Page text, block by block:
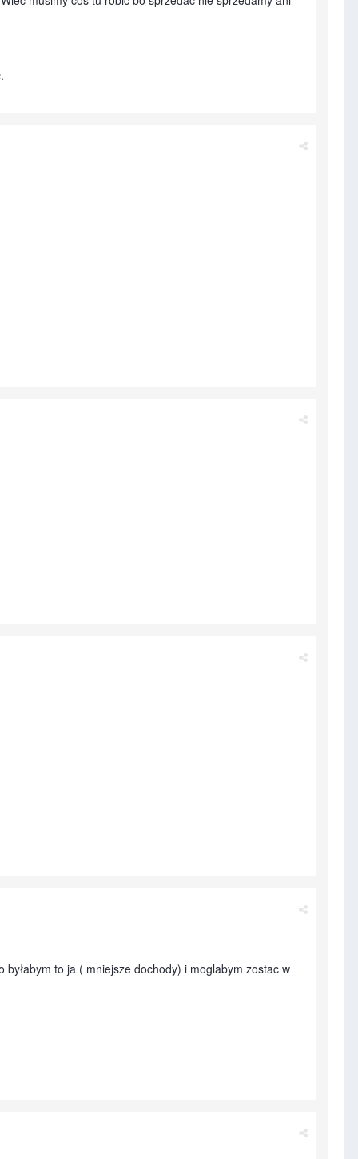
to ja ( mniejsze dochody) i moglabym zostac w